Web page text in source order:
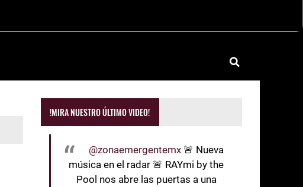
!MIRA NUESTRO ÚLTIMO VIDEO!
@zonaemergentemx 🚨 Nueva
música en el radar 🚨 RAYmi by the
Pool nos abre las puertas a una